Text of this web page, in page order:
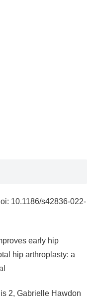
10.1186/s42836-022-
early hip
hip arthroplasty: a
2, Gabrielle Hawdon